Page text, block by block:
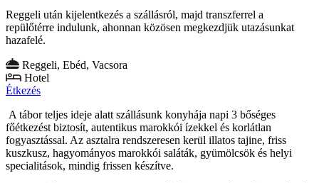
Reggeli után kijelentkezés a szállásról, majd transzferrel a
repülőtérre indulunk, ahonnan közösen megkezdjük utazásunkat
hazafelé.
Reggeli, Ebéd, Vacsora
Hotel
Étkezés
A tábor teljes ideje alatt szállásunk konyhája napi 3 bőséges
főétkezést biztosít, autentikus marokkói ízekkel és korlátlan
fogyasztással. Az asztalra rendszeresen kerül illatos tajine, friss
kuszkusz, hagyományos marokkói saláták, gyümölcsök és helyi
specialitások, mindig frissen készítve.